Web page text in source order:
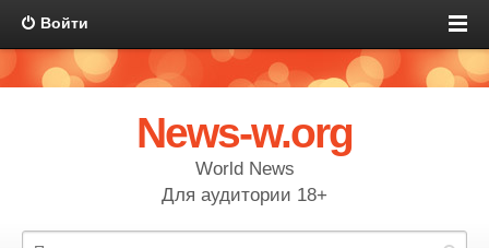
Войти
News-w.org
World News
Для аудитории 18+